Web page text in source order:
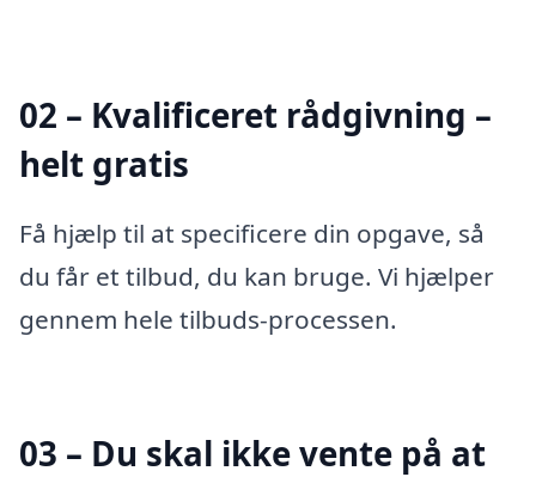
02 – Kvalificeret rådgivning –
helt gratis
Få hjælp til at specificere din opgave, så
du får et tilbud, du kan bruge. Vi hjælper
gennem hele tilbuds-processen.
03 – Du skal ikke vente på at